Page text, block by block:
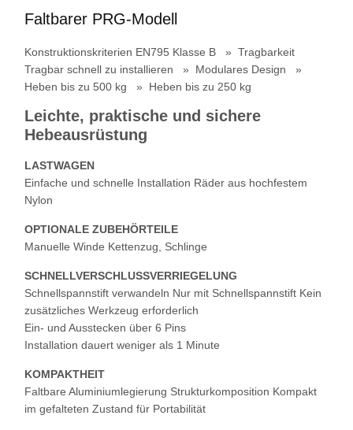
Startseite Produkte Videos Über Uns
Faltbarer PRG-Modell
Konstruktionskriterien EN795 Klasse B » Tragbarkeit
Tragbar schnell zu installieren » Modulares Design »
Heben bis zu 500 kg » Heben bis zu 250 kg
Leichte, praktische und sichere
Hebeausrüstung
LASTWAGEN
Einfache und schnelle Installation Räder aus hochfestem
Nylon
OPTIONALE ZUBEHÖRTEILE
Manuelle Winde Kettenzug, Schlinge
SCHNELLVERSCHLUSSVERRIEGELUNG
Schnellspannstift verwandeln Nur mit Schnellspannstift Kein
zusätzliches Werkzeug erforderlich
Ein- und Ausstecken über 6 Pins
Installation dauert weniger als 1 Minute
KOMPAKTHEIT
Faltbare Aluminiumlegierung Strukturkomposition Kompakt
im gefalteten Zustand für Portabilität